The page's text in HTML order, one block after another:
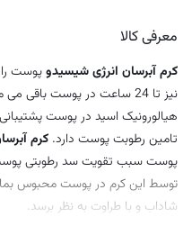
معرفی کالا
کرم آبرسان انرژی شیسیدوپوست را
نیز تا 24 ساعت در پوست
هیالورونیک اسید در پوست
تامین رطوبت پوست دارد. کرم
پوست سبب تقویت سد رطوبتی
توسط این کرم در پوست محبوس
شاداب و با طراوت به نظر برسد.